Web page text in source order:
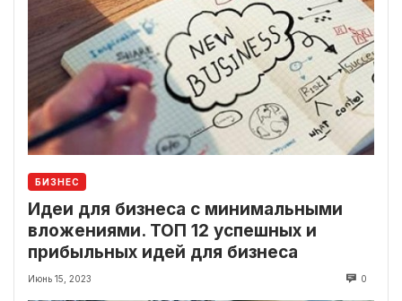
БИЗНЕС
Идеи для бизнеса с минимальными
вложениями. ТОП 12 успешных и
прибыльных идей для бизнеса
Июнь 15, 2023 0